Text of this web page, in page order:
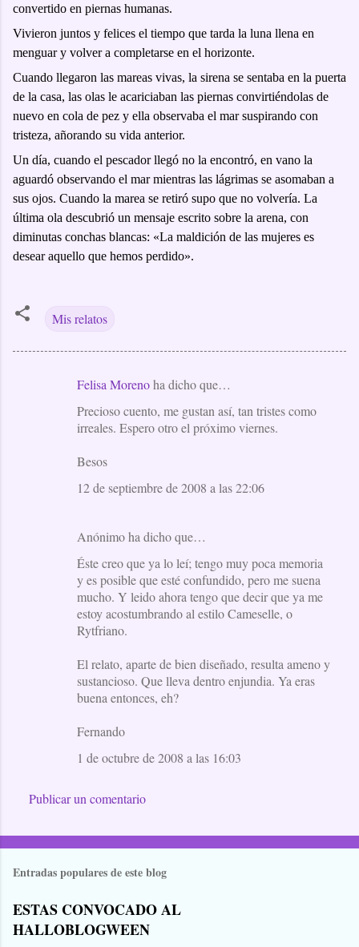
convertido en piernas humanas.
Vivieron juntos y felices el tiempo que tarda la luna llena en
menguar y volver a completarse en el horizonte.
Cuando llegaron las mareas vivas, la sirena se sentaba en la puerta
de la casa, las olas le acariciaban las piernas convirtiéndolas de
nuevo en cola de pez y ella observaba el mar suspirando con
tristeza, añorando su vida anterior.
Un día, cuando el pescador llegó no la encontró, en vano la
aguardó observando el mar mientras las lágrimas se asomaban a
sus ojos. Cuando la marea se retiró supo que no volvería. La
última ola descubrió un mensaje escrito sobre la arena, con
diminutas conchas blancas: «La maldición de las mujeres es
desear aquello que hemos perdido».
Mis relatos
Felisa Morenoha dicho que…
Precioso cuento, me gustan así, tan tristes como
irreales. Espero otro el próximo viernes.
Besos
12 de septiembre de 2008 a las 22:06
Anónimo ha dicho que…
Éste creo que ya lo leí; tengo muy poca memoria
y es posible que esté confundido, pero me suena
mucho. Y leido ahora tengo que decir que ya me
estoy acostumbrando al estilo Cameselle, o
Rytfriano.
El relato, aparte de bien diseñado, resulta ameno y
sustancioso. Que lleva dentro enjundia. Ya eras
buena entonces, eh?
Fernando
1 de octubre de 2008 a las 16:03
Publicar un comentario
Entradas populares de este blog
ESTAS CONVOCADO AL
HALLOBLOGWEEN